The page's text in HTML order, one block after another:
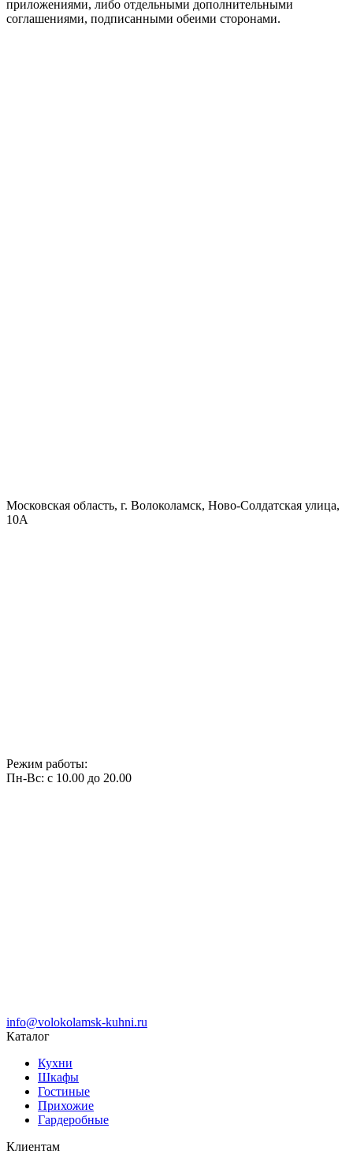
приложениями, либо отдельными дополнительными
соглашениями, подписанными обеими сторонами.
Московская область, г. Волоколамск, Ново-Солдатская улица,
10А
Режим работы:
Пн-Вс: с 10.00 до 20.00
info@volokolamsk-kuhni.ru
Каталог
Кухни
Шкафы
Гостиные
Прихожие
Гардеробные
Клиентам